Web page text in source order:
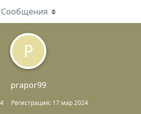
P
prapor99
Регистрация: 17 мар 2024
Сообщения